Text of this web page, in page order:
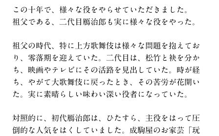
この十年で、様々な役をやらせていただきました。
祖父である、二代目鴈治郎も実に様々な役をやった。
祖父の時代、特に上方歌舞伎は様々な問題を抱えてお
り、零落期を迎えていた。二代目は、松竹と袂を分か
ち、映画やテレビにその活路を見出していた。時が経
ち、やがて大歌舞伎に戻ったとき、その苦労が花開い
た。実に素晴らしい味わい深い役者になっていた。
対照的に、初代鴈治郎は、ひたすら、主役をはって圧
倒的な人気をはくしていました。成駒屋のお家芸「玩